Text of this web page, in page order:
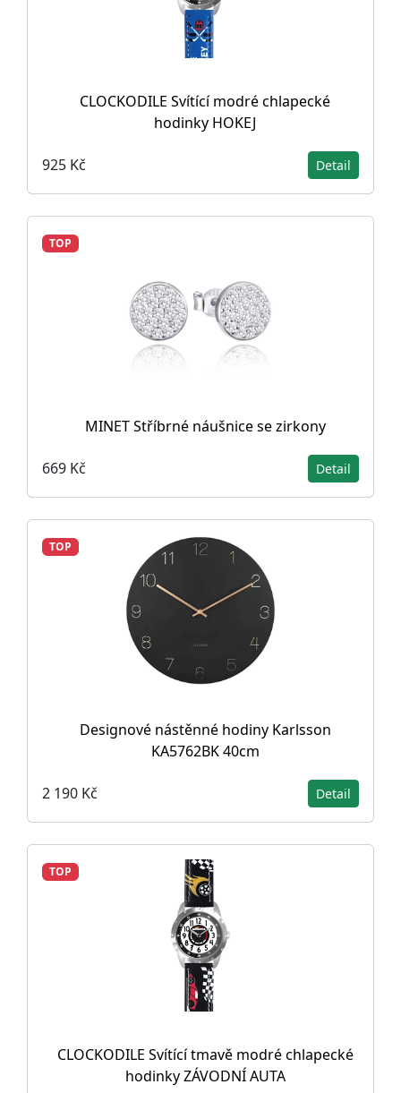
CLOCKODILE Svítící modré chlapecké
hodinky HOKEJ
925 Kč Detail
TOP
MINET Stříbrné náušnice se zirkony
669 Kč Detail
TOP
Designové nástěnné hodiny Karlsson
KA5762BK 40cm
2 190 Kč Detail
TOP
CLOCKODILE Svítící tmavě modré chlapecké
hodinky ZÁVODNÍ AUTA